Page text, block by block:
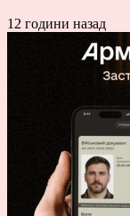
12 години назад